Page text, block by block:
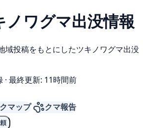
ノワグマ出没情報
域投稿をもとにしたツキノワグマ出没
· 最終更新: 11時間前
マップ クマ報告